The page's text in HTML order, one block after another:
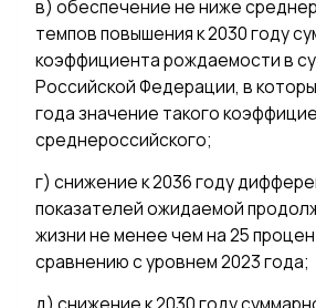
в) обеспечение не ниже
темпов повышения к 2030 году
коэффициента рождаемости в
Российской Федерации, в
года значение такого
среднероссийского;
г) снижение к 2036 году
показателей ожидаемой
жизни не менее чем на 25
сравнению с уровнем 2023 года;